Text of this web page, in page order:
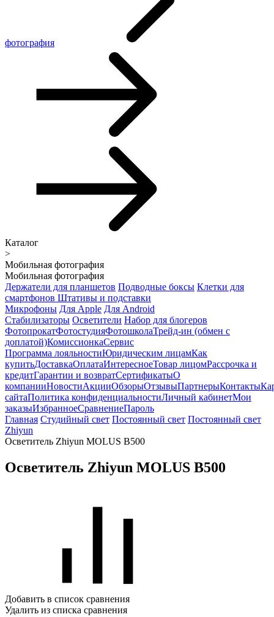
фотография
Каталог
>
Мобильная фотография
Мобильная фотография
Держатели для планшетов Подводные боксы Клетки для
смартфонов Штативы и подставки
Микрофоны Для Apple Для Android
Стабилизаторы Осветители Набор для блогеров
ФотопрокатФотостудияФотошколаТрейд-ин (обмен с
доплатой)КомиссионкаСервис
Программа лояльностиЮридическим лицамКак
купитьДоставкаОплатаИнтересноеТовар лицомРассрочка и
кредитГарантии и возвратСертификатыО
компанииНовостиАкцииОбзорыОтзывыПартнерыКонтакты
сайтаПолитика конфиденциальностиЛичный кабинетМои
заказыИзбранноеСравнениеПароль
Главная Студийный свет Постоянный свет Постоянный свет
Zhiyun
Осветитель Zhiyun MOLUS B500
Осветитель Zhiyun MOLUS B500
Добавить в список сравнения
Удалить из списка сравнения